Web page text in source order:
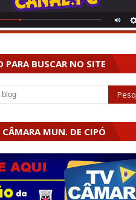
PARA BUSCAR NO SITE
CÂMARA MUN. DE CIPÓ